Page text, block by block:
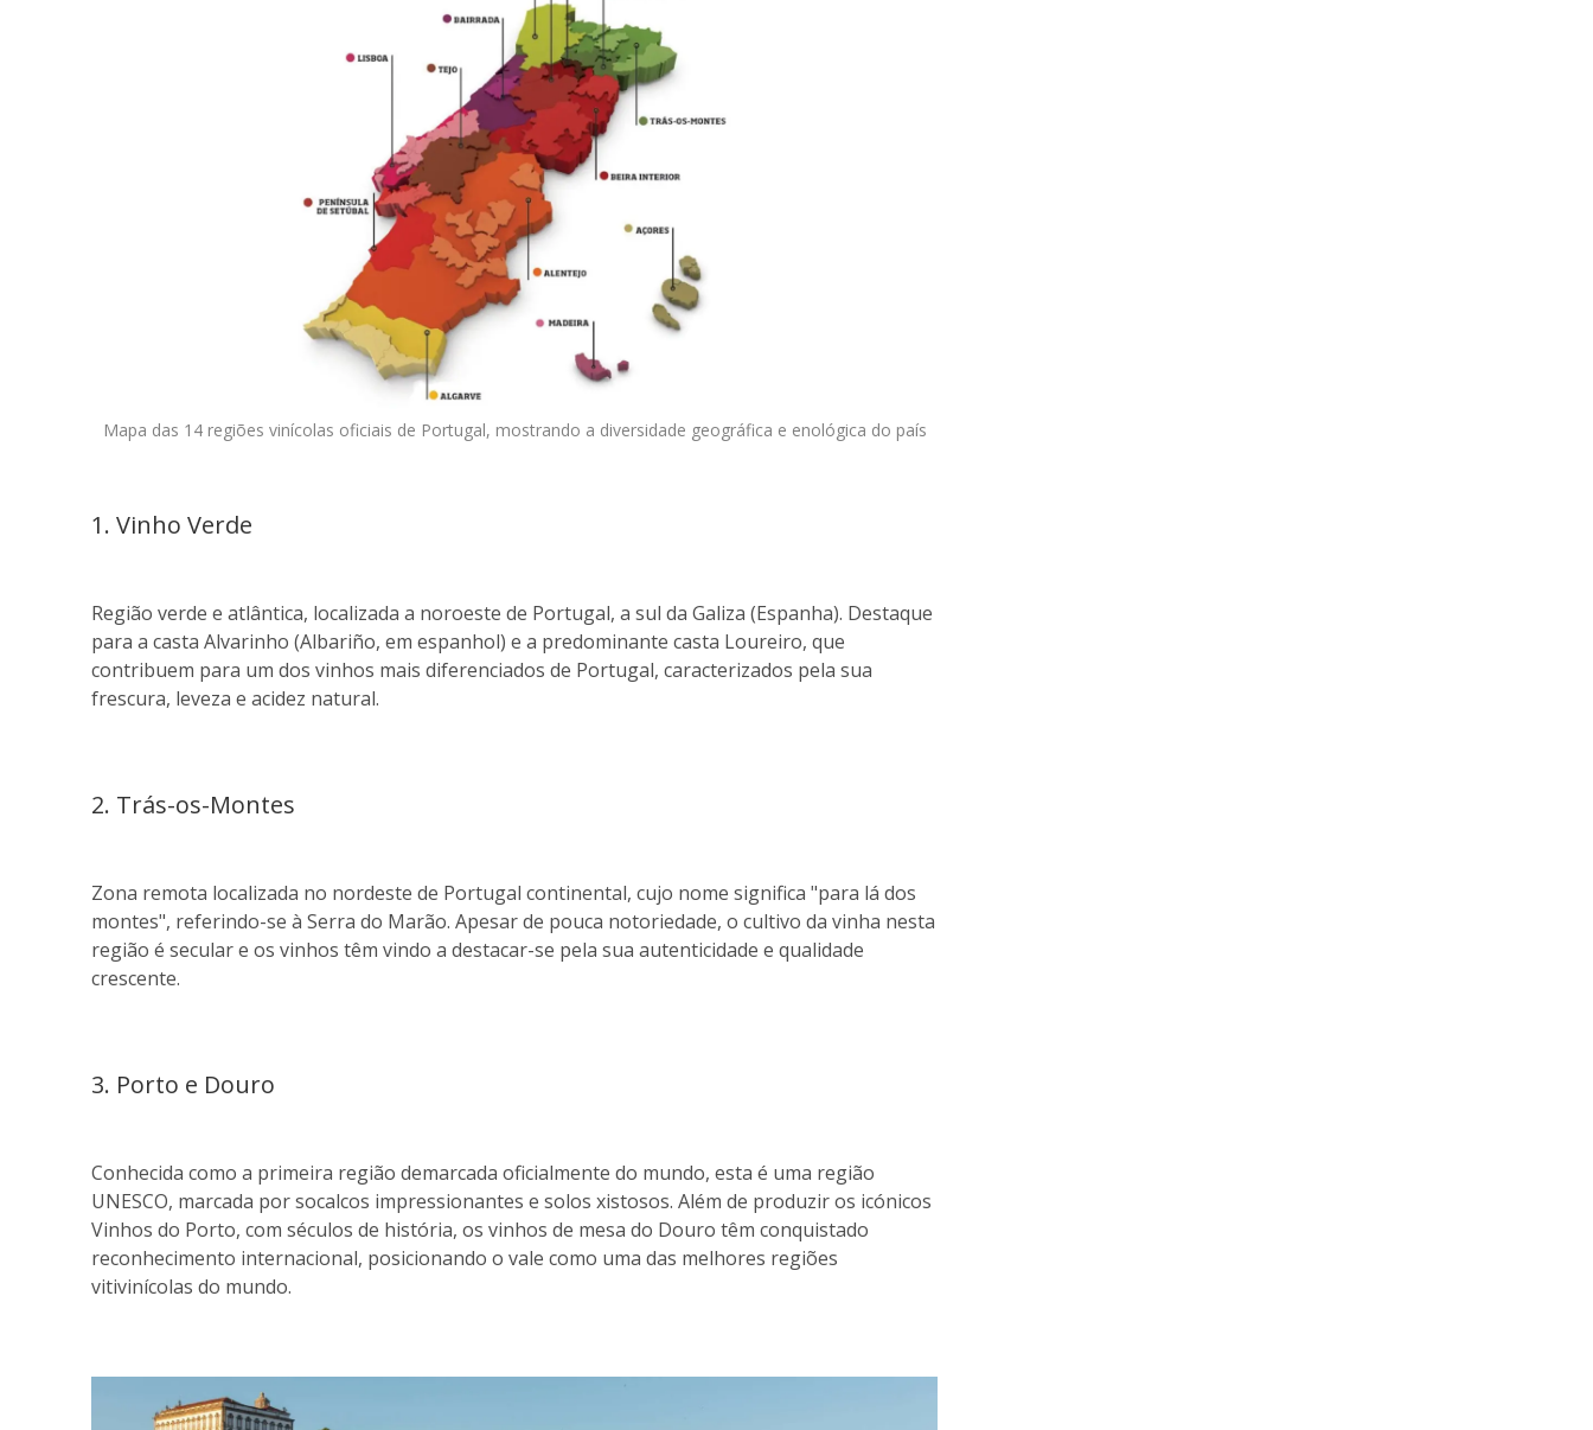
Mapa das 14 regiões vinícolas oficiais de Portugal, mostrando a diversidade geográfica e enológica do país
1. Vinho Verde
Região verde e atlântica, localizada a noroeste de Portugal, a sul da Galiza (Espanha). Destaque
para a casta Alvarinho (Albariño, em espanhol) e a predominante casta Loureiro, que
contribuem para um dos vinhos mais diferenciados de Portugal, caracterizados pela sua
frescura, leveza e acidez natural.
2. Trás-os-Montes
Zona remota localizada no nordeste de Portugal continental, cujo nome significa "para lá dos
montes", referindo-se à Serra do Marão. Apesar de pouca notoriedade, o cultivo da vinha nesta
região é secular e os vinhos têm vindo a destacar-se pela sua autenticidade e qualidade
crescente.
3. Porto e Douro
Conhecida como a primeira região demarcada oficialmente do mundo, esta é uma região
UNESCO, marcada por socalcos impressionantes e solos xistosos. Além de produzir os icónicos
Vinhos do Porto, com séculos de história, os vinhos de mesa do Douro têm conquistado
reconhecimento internacional, posicionando o vale como uma das melhores regiões
vitivinícolas do mundo.